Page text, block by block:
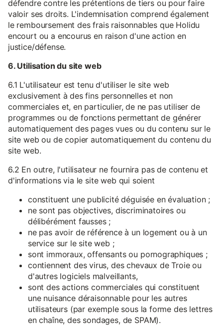
défendre contre les prétentions de tiers ou pour faire
valoir ses droits. L'indemnisation comprend également
le remboursement des frais raisonnables que Holidu
encourt ou a encourus en raison d'une action en
justice/défense.
6. Utilisation du site web
6.1 L'utilisateur est tenu d'utiliser le site web
exclusivement à des fins personnelles et non
commerciales et, en particulier, de ne pas utiliser de
programmes ou de fonctions permettant de générer
automatiquement des pages vues ou du contenu sur le
site web ou de copier automatiquement du contenu du
site web.
6.2 En outre, l'utilisateur ne fournira pas de contenu et
d'informations via le site web qui soient
constituent une publicité déguisée en évaluation ;
ne sont pas objectives, discriminatoires ou
délibérément fausses ;
ne pas avoir de référence à un logement ou à un
service sur le site web ;
sont immoraux, offensants ou pornographiques ;
contiennent des virus, des chevaux de Troie ou
d'autres logiciels malveillants,
sont des actions commerciales qui constituent
une nuisance déraisonnable pour les autres
utilisateurs (par exemple sous la forme des lettres
en chaîne, des sondages, de SPAM).